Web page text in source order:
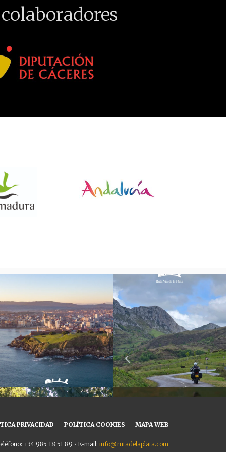
PRIVACIDAD POLÍTICA COOKIES MAPA WEB
+34 985 18 51 89 • E-mail: info@rutadelaplata.com